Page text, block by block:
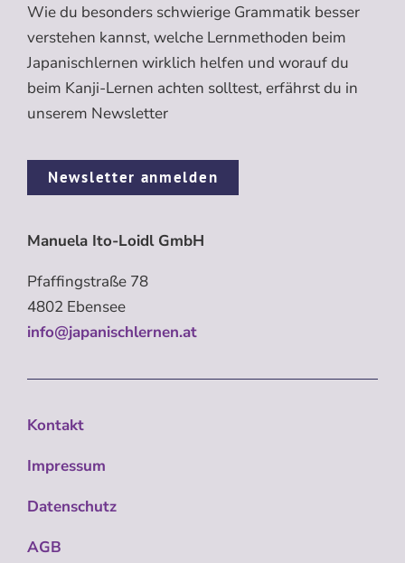
Wie du besonders schwierige Grammatik besser
verstehen kannst, welche Lernmethoden beim
Japanischlernen wirklich helfen und worauf du
beim Kanji-Lernen achten solltest, erfährst du in
unserem Newsletter
Newsletter anmelden
Manuela Ito-Loidl GmbH
Pfaffingstraße 78
4802 Ebensee
info@japanischlernen.at
Kontakt
Impressum
Datenschutz
AGB